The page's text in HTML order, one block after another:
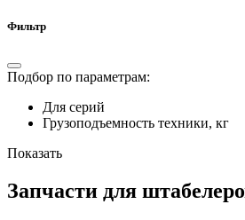
Фильтр
Подбор по параметрам:
Для серий
Грузоподъемность техники, кг
Показать
Запчасти для